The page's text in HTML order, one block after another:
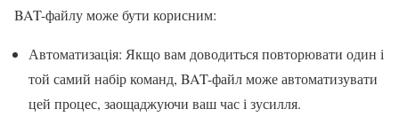
BAT-файлу може бути корисним:
Автоматизація: Якщо вам доводиться повторювати один і
той самий набір команд, BAT-файл може автоматизувати
цей процес, заощаджуючи ваш час і зусилля.